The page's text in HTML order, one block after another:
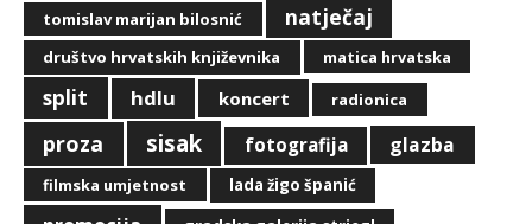
tomislav marijan bilosnić natječaj
društvo hrvatskih književnika matica hrvatska
split hdlu koncert radionica
proza sisak fotografija glazba
filmska umjetnost lada žigo španić